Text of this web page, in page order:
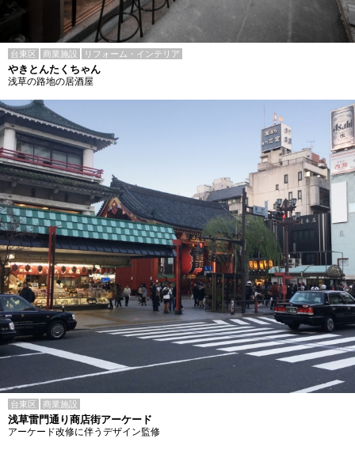
台東区 商業施設 リフォーム・インテリア
やきとんたくちゃん
浅草の路地の居酒屋
台東区 商業施設
浅草雷門通り商店街アーケード
アーケード改修に伴うデザイン監修